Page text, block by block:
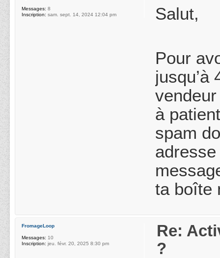
Salut,
Pour
jusqu’à
à
spam
ta boîte
Messages: 8
Inscription: sam. sept. 14, 2024 12:04 pm
Re:
?
FromageLoop
Messages: 10
Inscription: jeu. févr. 20, 2025 8:30 pm